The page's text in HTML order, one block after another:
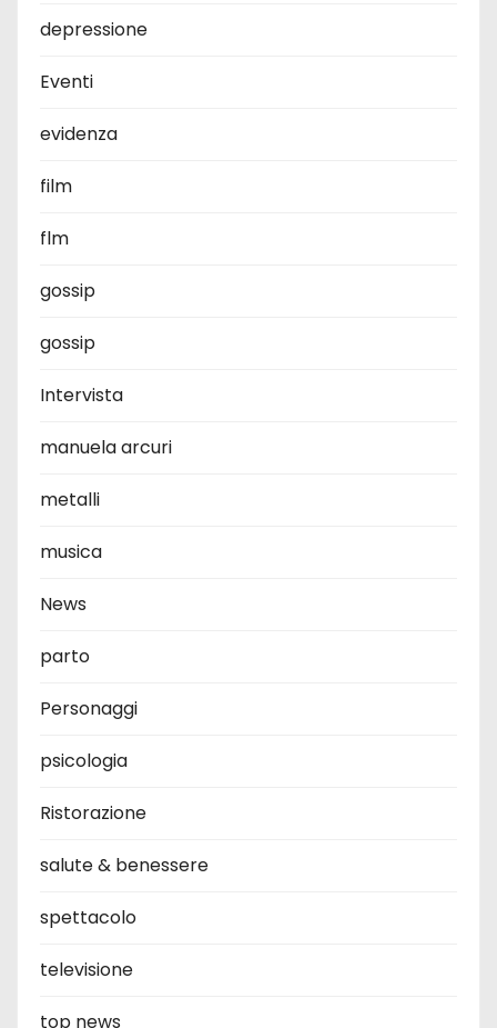
depressione
Eventi
evidenza
film
flm
gossip
gossip
Intervista
manuela arcuri
metalli
musica
News
parto
Personaggi
psicologia
Ristorazione
salute & benessere
spettacolo
televisione
top news